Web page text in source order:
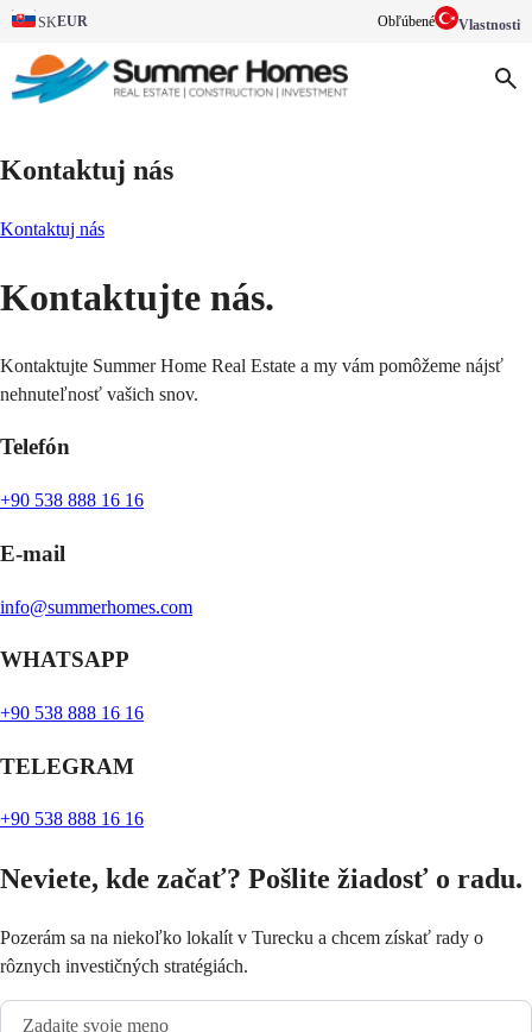
SKEUR Obľúbené Vlastnosti
Kontaktuj nás
Kontaktuj nás
Kontaktujte nás.
Kontaktujte Summer Home Real Estate a my vám pomôžeme nájsť
nehnuteľnosť vašich snov.
Telefón
+90 538 888 16 16
E-mail
info@summerhomes.com
WHATSAPP
+90 538 888 16 16
TELEGRAM
+90 538 888 16 16
Neviete, kde začať? Pošlite žiadosť o radu.
Pozerám sa na niekoľko lokalít v Turecku a chcem získať rady o
rôznych investičných stratégiách.